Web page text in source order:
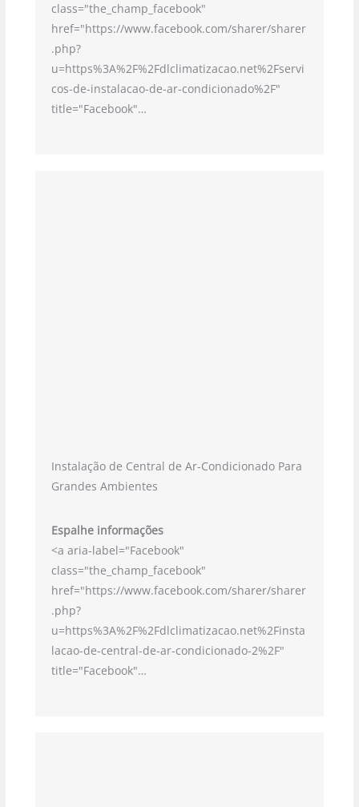
class="the_champ_facebook"
href="https://www.facebook.com/sharer/sharer
.php?
u=https%3A%2F%2Fdlclimatizacao.net%2Fservi
cos-de-instalacao-de-ar-condicionado%2F"
title="Facebook"…
Instalação de Central de Ar-Condicionado Para
Grandes Ambientes
Espalhe informações
<a aria-label="Facebook"
class="the_champ_facebook"
href="https://www.facebook.com/sharer/sharer
.php?
u=https%3A%2F%2Fdlclimatizacao.net%2Finsta
lacao-de-central-de-ar-condicionado-2%2F"
title="Facebook"…